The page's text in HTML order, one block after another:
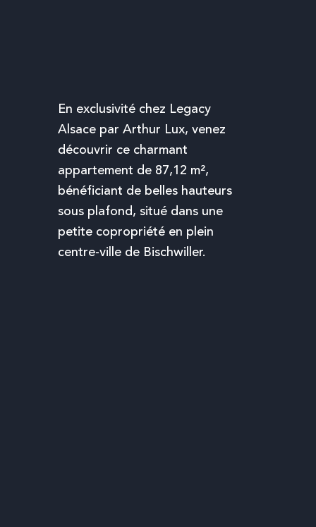
En exclusivité chez Legacy
Alsace par Arthur Lux, venez
découvrir ce charmant
appartement de 87,12 m²,
bénéficiant de belles hauteurs
sous plafond, situé dans une
petite copropriété en plein
centre-ville de Bischwiller.